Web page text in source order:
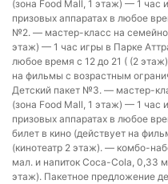
(зона Food Mall, 1 этаж) — 1 час
призовых аппаратах в любое
№2. — мастер-класс на
этаж) — 1 час игры в Парке
любое время с 12 до 21 ( (2
на фильмы с возрастным
Детский пакет №3. — мастер-
(зона Food Mall, 1 этаж) — 1 час
призовых аппаратах в любое
билет в кино (действует на
(кинотеатр 2 этаж). — комбо-
мал. и напиток Coca-Cola, 0,33
этаж). Пакетное предложение